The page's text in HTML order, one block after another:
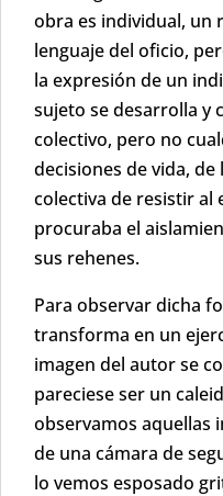
obra es individual, un
lenguaje del oficio,
la expresión de un
sujeto se desarrolla y
colectivo, pero no
decisiones de vida,
colectiva de resistir al
procuraba el
sus rehenes.
Para observar dicha
transforma en un
imagen del autor se
pareciese ser un
observamos aquellas
de una cámara de
lo vemos esposado